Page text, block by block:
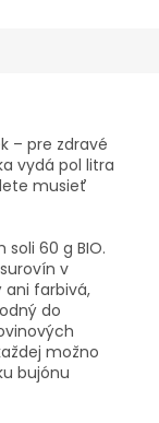
– pre zdravé
vydá pol litra
musieť
60 g BIO.
v
ani farbivá,
do
možno
bujónu